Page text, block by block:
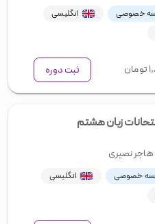
انگلیسی
تومان ثبت دوره
زبان هشتم
هاجر نصیری
انگلیسی